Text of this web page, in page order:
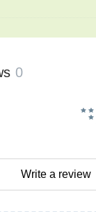
0
Write a review